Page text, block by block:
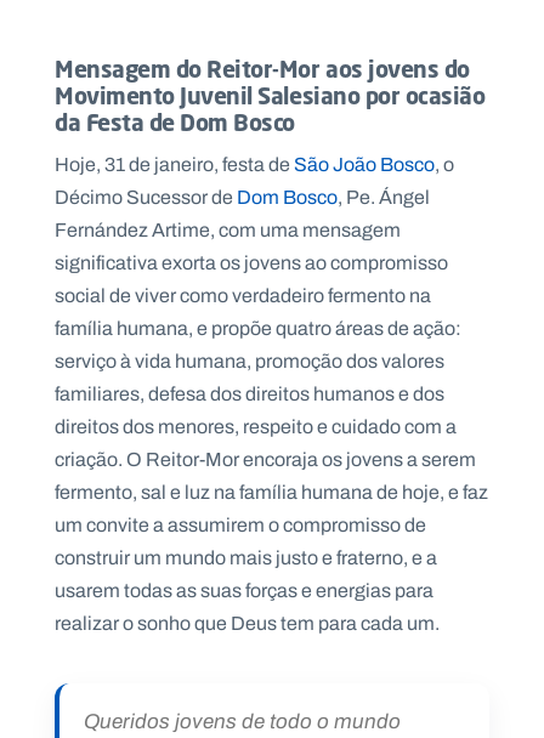
Mensagem do Reitor-Mor aos jovens do
Movimento Juvenil Salesiano por ocasião
da Festa de Dom Bosco
Hoje, 31 de janeiro, festa deSão João Bosco, o
Décimo Sucessor de Dom Bosco, Pe. Ángel
Fernández Artime, com uma mensagem
significativa exorta os jovens ao compromisso
social de viver como verdadeiro fermento na
família humana, e propõe quatro áreas de ação:
serviço à vida humana, promoção dos valores
familiares, defesa dos direitos humanos e dos
direitos dos menores, respeito e cuidado com a
criação. O Reitor-Mor encoraja os jovens a serem
fermento, sal e luz na família humana de hoje, e faz
um convite a assumirem o compromisso de
construir um mundo mais justo e fraterno, e a
usarem todas as suas forças e energias para
realizar o sonho que Deus tem para cada um.
Queridos jovens de todo o mundo
C
I
O
N
A
S
a
l
e
s
i
a
o
s
p
t
A
g
n
d
a
C
o
t
a
c
t
e